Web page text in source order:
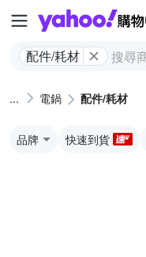
配件/耗材
電鍋 配件/耗材
品牌 快速到貨